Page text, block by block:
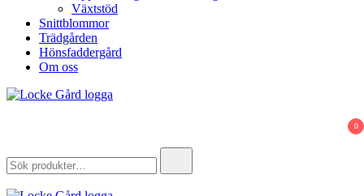
Växtstöd
Snittblommor
Trädgården
Hönsfaddergård
Om oss
0
for: